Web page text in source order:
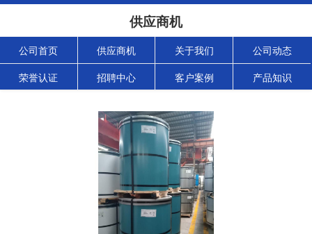
供应商机
公司首页 供应商机 关于我们 公司动态
荣誉认证 招聘中心 客户案例 产品知识